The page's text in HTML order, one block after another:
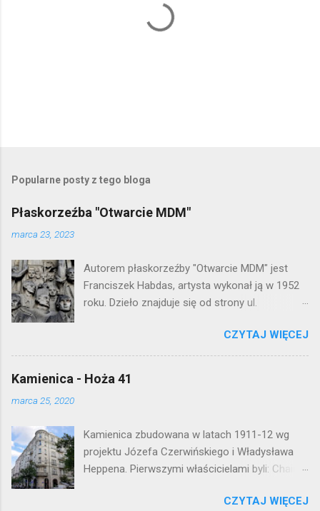
e
i
j
o
m
e
n
t
a
Popularne posty z tego bloga
Płaskorzeźba "Otwarcie MDM"
marca 23, 2023
Autorem płaskorzeźby "Otwarcie MDM" jest
Franciszek Habdas, artysta wykonał ją w 1952
roku. Dzieło znajduje się od strony ul.
warszawskiej flagowej inwestycji
mieszkaniowej lat 50. Lokalizacja: Śródmieście
CZYTAJ WIĘCEJ
Kamienica - Hoża 41
marca 25, 2020
Kamienica zbudowana w latach 1911-12 wg
projektu Józefa Czerwińskiego i Władysława
Heppena. Pierwszymi właścicielami byli: Chaim
kamienica była zamieszkała przezCZYTAJ WIĘCEJ